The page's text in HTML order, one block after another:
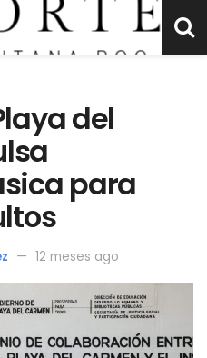
del
para
12 meses ago